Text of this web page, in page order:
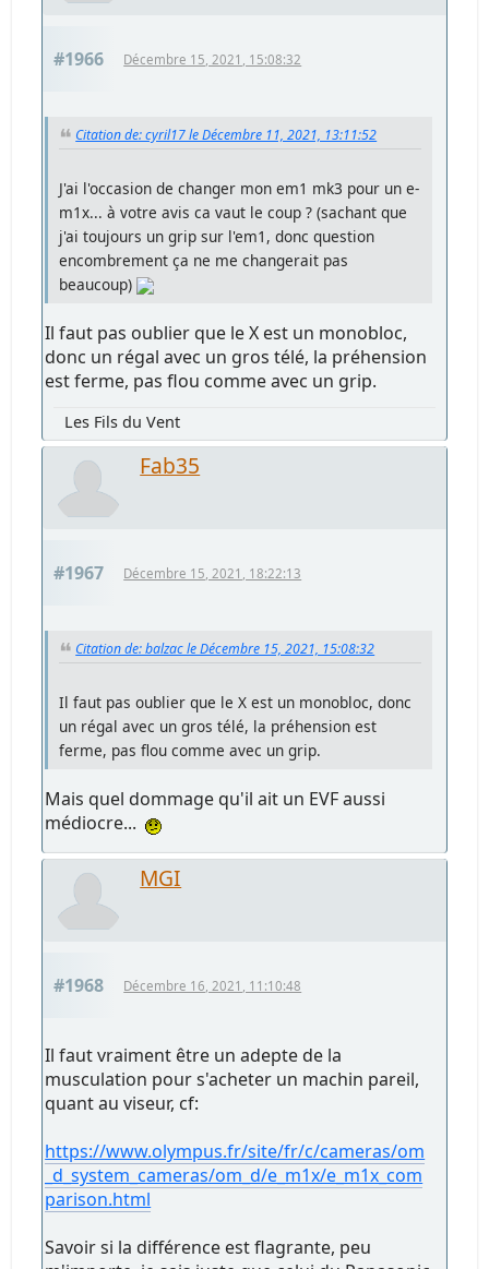
#1966 Décembre 15, 2021, 15:08:32
Citation de: cyril17 le Décembre 11, 2021, 13:11:52
J'ai l'occasion de changer mon em1 mk3 pour un e-
m1x... à votre avis ca vaut le coup ? (sachant que
j'ai toujours un grip sur l'em1, donc question
encombrement ça ne me changerait pas
beaucoup)
Il faut pas oublier que le X est un monobloc,
donc un régal avec un gros télé, la préhension
est ferme, pas flou comme avec un grip.
Les Fils du Vent
Fab35
#1967 Décembre 15, 2021, 18:22:13
Citation de: balzac le Décembre 15, 2021, 15:08:32
Il faut pas oublier que le X est un monobloc, donc
un régal avec un gros télé, la préhension est
ferme, pas flou comme avec un grip.
Mais quel dommage qu'il ait un EVF aussi
médiocre...
MGI
#1968 Décembre 16, 2021, 11:10:48
Il faut vraiment être un adepte de la
musculation pour s'acheter un machin pareil,
quant au viseur, cf:
https://www.olympus.fr/site/fr/c/cameras/om
_d_system_cameras/om_d/e_m1x/e_m1x_com
parison.html
Savoir si la différence est flagrante, peu